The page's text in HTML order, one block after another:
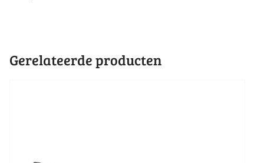
Gerelateerde producten